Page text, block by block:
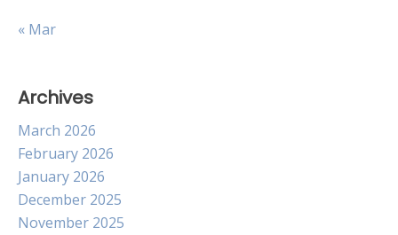
« Mar
Archives
March 2026
February 2026
January 2026
December 2025
November 2025